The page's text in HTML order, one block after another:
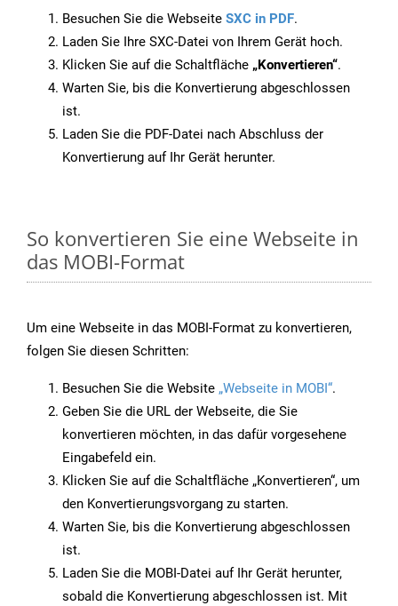
Besuchen Sie die Webseite SXC in PDF.
Laden Sie Ihre SXC-Datei von Ihrem Gerät hoch.
Klicken Sie auf die Schaltfläche „Konvertieren“.
Warten Sie, bis die Konvertierung abgeschlossen
ist.
Laden Sie die PDF-Datei nach Abschluss der
Konvertierung auf Ihr Gerät herunter.
So konvertieren Sie eine Webseite in
das MOBI-Format
Um eine Webseite in das MOBI-Format zu konvertieren,
folgen Sie diesen Schritten:
Besuchen Sie die Website „Webseite in MOBI“.
Geben Sie die URL der Webseite, die Sie
konvertieren möchten, in das dafür vorgesehene
Eingabefeld ein.
Klicken Sie auf die Schaltfläche „Konvertieren“, um
den Konvertierungsvorgang zu starten.
Warten Sie, bis die Konvertierung abgeschlossen
ist.
Laden Sie die MOBI-Datei auf Ihr Gerät herunter,
sobald die Konvertierung abgeschlossen ist. Mit